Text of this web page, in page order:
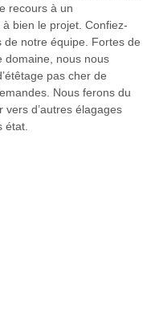
recours à un
bien le projet. Confiez-
de notre équipe. Fortes de
domaine, nous nous
pas cher de
Nous ferons du
vers d’autres élagages
état.